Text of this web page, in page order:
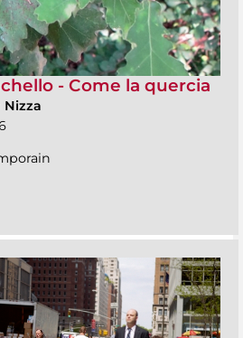
- Come la quercia
Nizza